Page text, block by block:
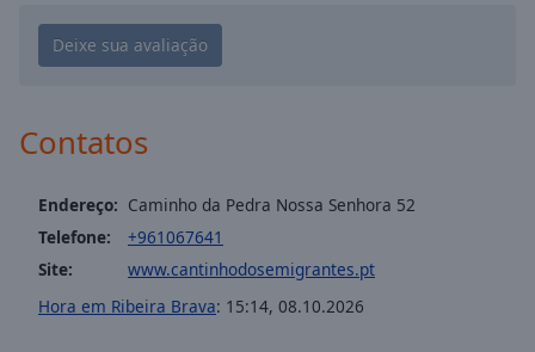
Text
Color
Opacity
Contatos
Endereço: Caminho da Pedra Nossa Senhora 52
Telefone:
+961067641
Site:
www.cantinhodosemigrantes.pt
Hora em Ribeira Brava: 15:14, 08.10.2026